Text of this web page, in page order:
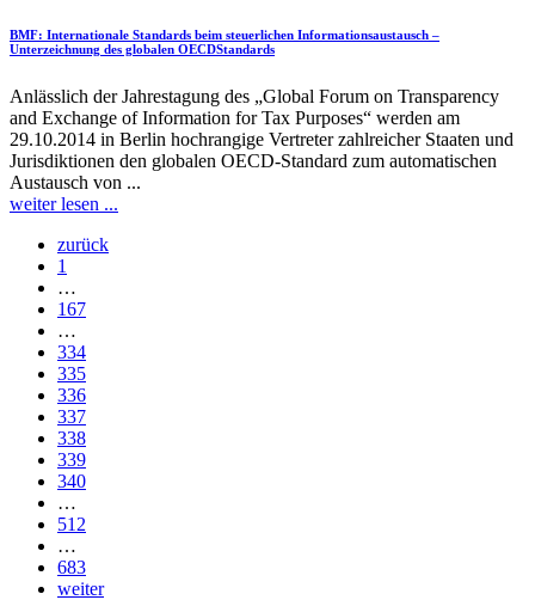
BMF: Internationale Standards beim steuerlichen Informationsaustausch –
Unterzeichnung des globalen OECDStandards
Anlässlich der Jahrestagung des „Global Forum on Transparency
and Exchange of Information for Tax Purposes“ werden am
29.10.2014 in Berlin hochrangige Vertreter zahlreicher Staaten und
Jurisdiktionen den globalen OECD-Standard zum automatischen
Austausch von ...
weiter lesen ...
zurück
1
…
167
…
334
335
336
337
338
339
340
…
512
…
683
weiter